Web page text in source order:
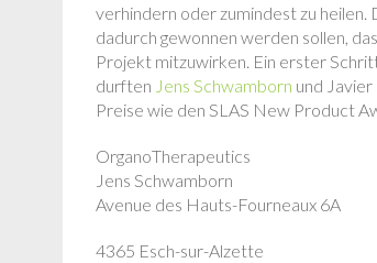
verhindern oder zumindest zu
dadurch gewonnen werden sollen,
Projekt mitzuwirken. Ein erster
durften Jens Schwamborn und
Preise wie den SLAS New Product
OrganoTherapeutics
Jens Schwamborn
Avenue des Hauts-Fourneaux 6A
4365 Esch-sur-Alzette